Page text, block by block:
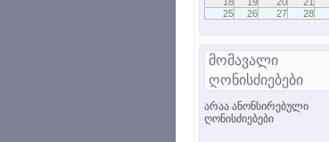
25
26 27 28
მომავალი
ღონისძიებები
არაა ანონსირებული
ღონისძიებები